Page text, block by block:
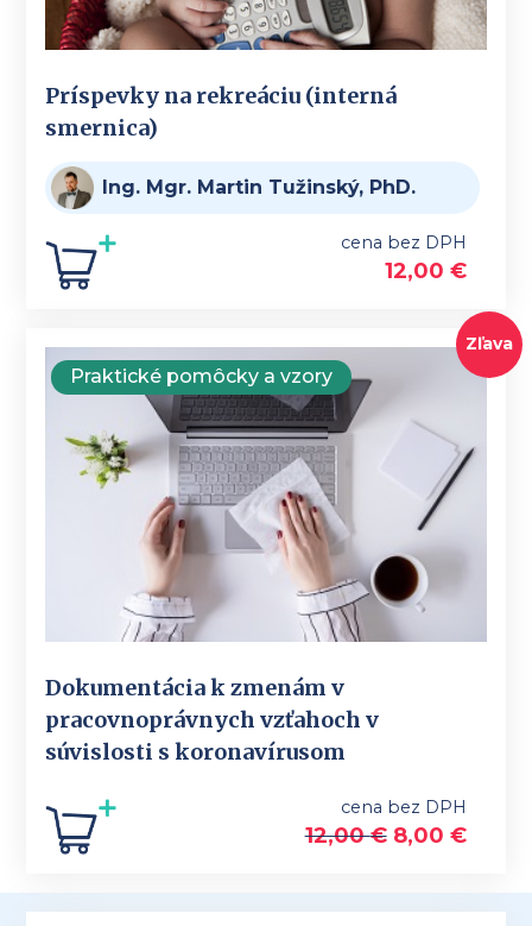
Príspevky na rekreáciu (interná
smernica)
Ing. Mgr. Martin Tužinský, PhD.
cena bez DPH
12,00 €
Praktické pomôcky a vzory
Zľava
Dokumentácia k zmenám v
pracovnoprávnych vzťahoch v
súvislosti s koronavírusom
cena bez DPH
12,00€ Original
8,00 €